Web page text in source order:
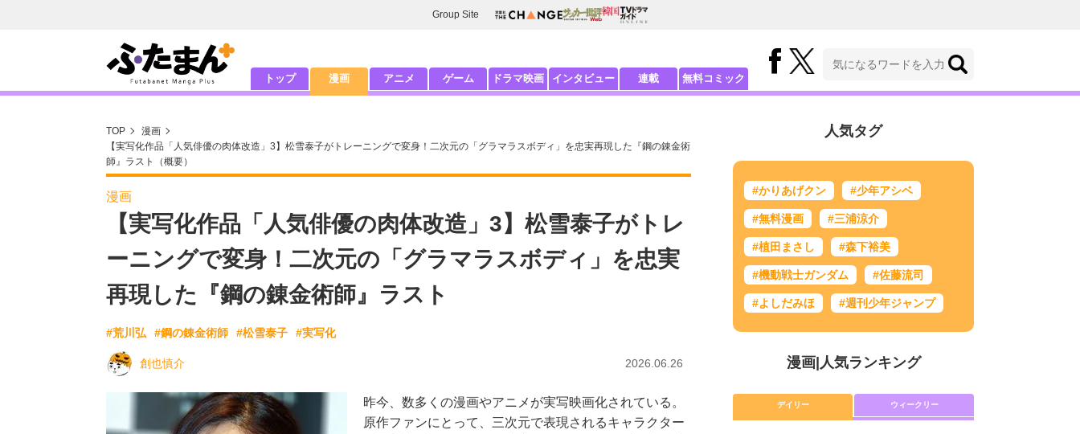
Group Site
トップ 漫画 アニメ ゲーム ドラマ映画 インタビュー 連載 無料コミック
TOP
漫画
【実写化作品「人気俳優の肉体改造」3】松雪泰子がトレーニングで変身！二次元の「グラマラスボディ」を忠実再現した『鋼の錬金術
師』ラスト（概要）
漫画
【実写化作品「人気俳優の肉体改造」3】松雪泰子がトレ
ーニングで変身！二次元の「グラマラスボディ」を忠実
再現した『鋼の錬金術師』ラスト
#荒川弘 #鋼の錬金術師 #松雪泰子 #実写化
創也慎介 2026.06.26
昨今、数多くの漫画やアニメが実写映画化されている。
原作ファンにとって、三次元で表現されるキャラクター
人気タグ
#かりあげクン #少年アシベ
#無料漫画 #三浦涼介
#植田まさし #森下裕美
#機動戦士ガンダム #佐藤流司
#よしだみほ #週刊少年ジャンプ
漫画| 人気ランキング
デイリー ウィークリー